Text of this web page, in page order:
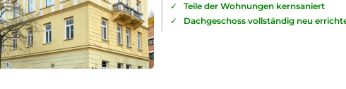
✓
Teile der Wohnungen kernsaniert
✓
Dachgeschoss vollständig neu